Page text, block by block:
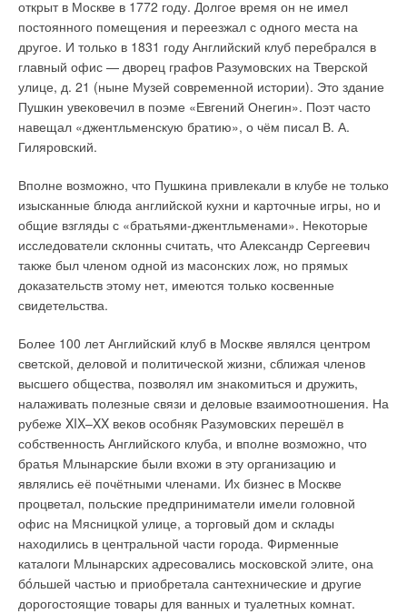
открыт в Москве в 1772 году. Долгое время он не имел
постоянного помещения и переезжал с одного места на
другое. И только в 1831 году Английский клуб перебрался в
главный офис — дворец графов Разумовских на Тверской
улице, д. 21 (ныне Музей современной истории). Это здание
Пушкин увековечил в поэме «Евгений Онегин». Поэт часто
навещал «джентльменскую братию», о чём писал В. А.
Гиляровский.
Вполне возможно, что Пушкина привлекали в клубе не только
изысканные блюда английской кухни и карточные игры, но и
общие взгляды с «братьями-джентльменами». Некоторые
исследователи склонны считать, что Александр Сергеевич
также был членом одной из масонских лож, но прямых
доказательств этому нет, имеются только косвенные
свидетельства.
Более 100 лет Английский клуб в Москве являлся центром
светской, деловой и политической жизни, сближая членов
высшего общества, позволял им знакомиться и дружить,
налаживать полезные связи и деловые взаимоотношения. На
рубеже XIX–XX веков особняк Разумовских перешёл в
собственность Английского клуба, и вполне возможно, что
братья Млынарские были вхожи в эту организацию и
являлись её почётными членами. Их бизнес в Москве
процветал, польские предприниматели имели головной
офис на Мясницкой улице, а торговый дом и склады
находились в центральной части города. Фирменные
каталоги Млынарских адресовались московской элите, она
бóльшей частью и приобретала сантехнические и другие
дорогостоящие товары для ванных и туалетных комнат.
Олег Иванович
Спасибо автору
Комментарий полезен?
ДА НЕТ
Добавить комментарий
Ваше имя *
Ваш E-mail *
Текст комментария